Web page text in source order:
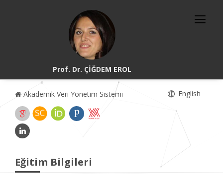
Prof. Dr. ÇİĞDEM EROL
Akademik Veri Yönetim Sistemi English
Eğitim Bilgileri